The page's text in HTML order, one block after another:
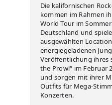
Die kalifornischen
kommen im Rahmen
World Tour im
Deutschland und
ausgewählten
energiegeladenen
Veröffentlichung ihres
the Prowl“ im Februar
und sorgen mit ihrer
Outfits für Mega-
Konzerten.